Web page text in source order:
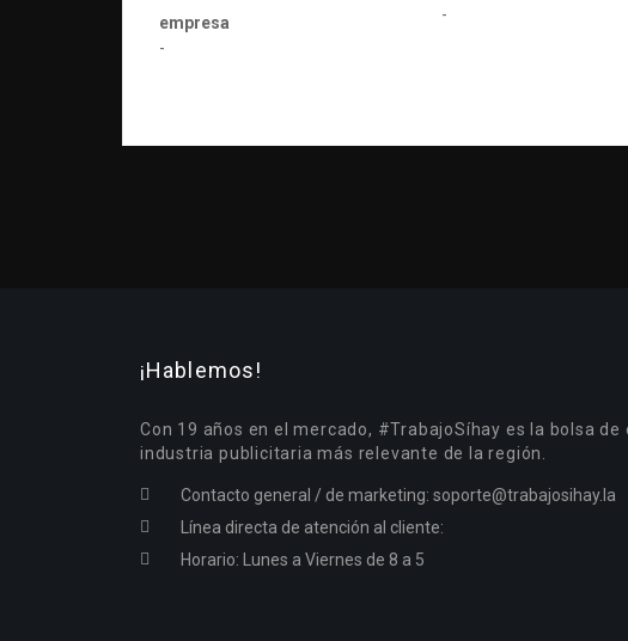
empresa
-
-
¡Hablemos!
Con 19 años en el mercado, #TrabajoSíhay es la bolsa de
industria publicitaria más relevante de la región.
Contacto general / de marketing: soporte@trabajosihay.la
Línea directa de atención al cliente:
Horario: Lunes a Viernes de 8 a 5